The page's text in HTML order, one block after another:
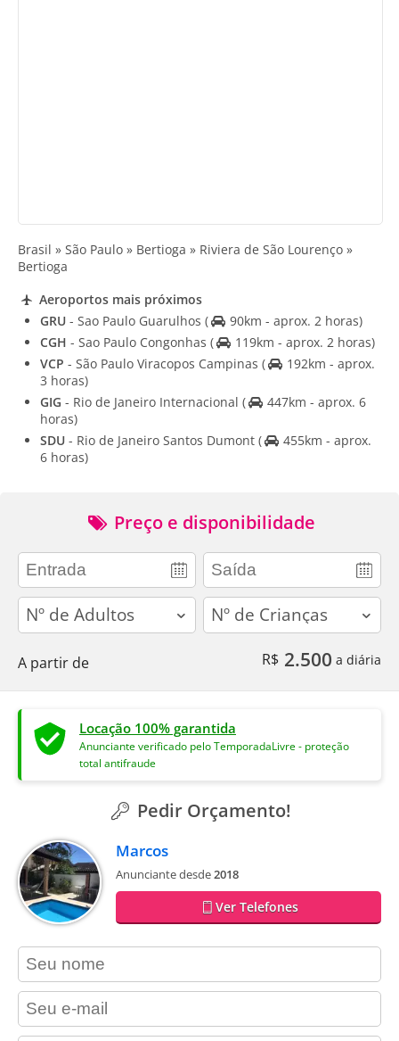
Brasil » São Paulo » Bertioga » Riviera de São Lourenço »
Bertioga
Aeroportos mais próximos
GRU - Sao Paulo Guarulhos (
90km - aprox. 2 horas)
CGH - Sao Paulo Congonhas (
119km - aprox. 2 horas)
VCP - São Paulo Viracopos Campinas (
192km - aprox.
3 horas)
GIG - Rio de Janeiro Internacional (
447km - aprox. 6
horas)
SDU - Rio de Janeiro Santos Dumont (
455km - aprox.
6 horas)
Preço e disponibilidade
adults children
A partir de R$ 2.500 a diária
Locação 100% garantida
Anunciante verificado pelo TemporadaLivre - proteção
total antifraude
Pedir Orçamento!
Marcos
Anunciante desde2018
Ver Telefones
contact_name
contact_email